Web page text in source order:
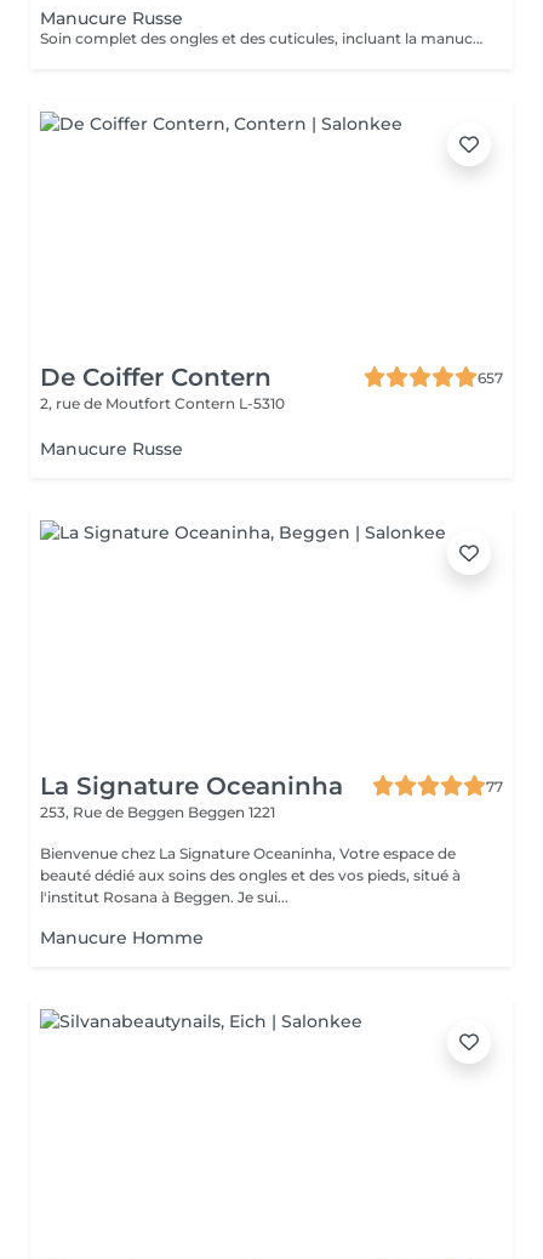
Manucure Russe
Soin complet des ongles et des cuticules, incluant la manucure russe, le limage et la mise en forme, suivi de l'application d'un vernis traditionnel transparent pour des mains nettes, soignées et élégantes.
De Coiffer Contern
657
2, rue de Moutfort Contern L-5310
Manucure Russe
La Signature Oceaninha
77
253, Rue de Beggen Beggen 1221
Bienvenue chez La Signature Oceaninha, Votre espace de
beauté dédié aux soins des ongles et des vos pieds, situé à
l'institut Rosana à Beggen. Je sui...
Manucure Homme